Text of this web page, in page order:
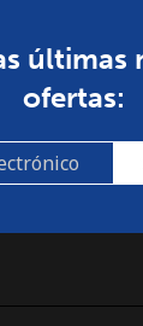
últimas
ofertas: